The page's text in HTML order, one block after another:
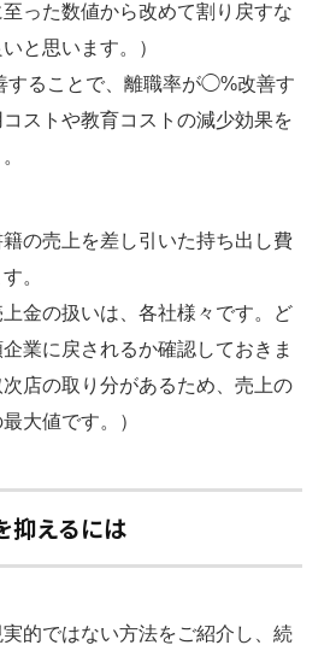
った数値から改めて割り戻すな
と思います。）
することで、離職率が◯%改善す
ストや教育コストの減少効果を
の売上を差し引いた持ち出し費
。
金の扱いは、各社様々です。ど
業に戻されるか確認しておきま
店の取り分があるため、売上の
大値です。）
抑えるには
的ではない方法をご紹介し、続